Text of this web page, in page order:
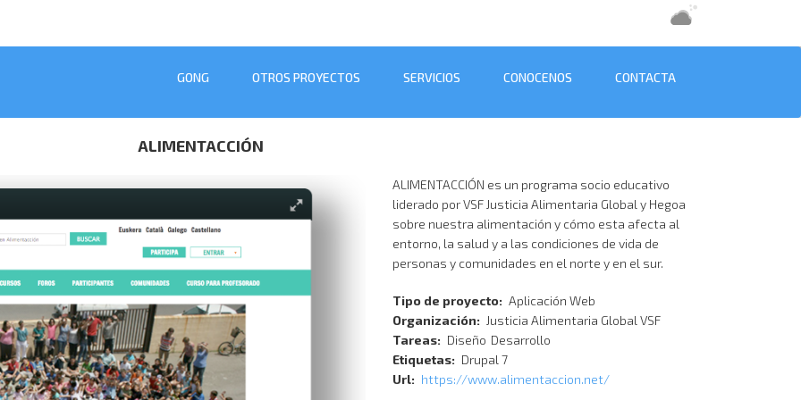
GONG OTROS PROYECTOS SERVICIOS CONOCENOS CONTACTA
ALIMENTACCIÓN
ALIMENTACCIÓN es un programa socio educativo
liderado por VSF Justicia Alimentaria Global y Hegoa
sobre nuestra alimentación y cómo esta afecta al
entorno, la salud y a las condiciones de vida de
personas y comunidades en el norte y en el sur.
Tipo de proyecto
Aplicación Web
Organización
Justicia Alimentaria Global VSF
Tareas
Diseño Desarrollo
Etiquetas
Drupal 7
Url
https://www.alimentaccion.net/